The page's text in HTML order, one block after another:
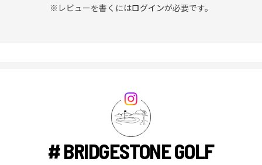
※レビューを書くにはログインが必要です。
# BRIDGESTONE GOLF